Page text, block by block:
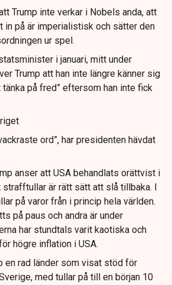
Trump inte verkar i Nobels anda, att
in på är imperialistisk och sätter den
ur spel.
i januari, mitt under
Trump att han inte längre känner sig
tänka på fred” eftersom han inte fick
ord”, har presidenten hävdat
anser att USA behandlats orättvist i
strafftullar är rätt sätt att slå tillbaka. I
på varor från i princip hela världen.
på paus och andra är under
har stundtals varit kaotiska och
högre inflation i USA.
en rad länder som visat stöd för
med tullar på till en början 10